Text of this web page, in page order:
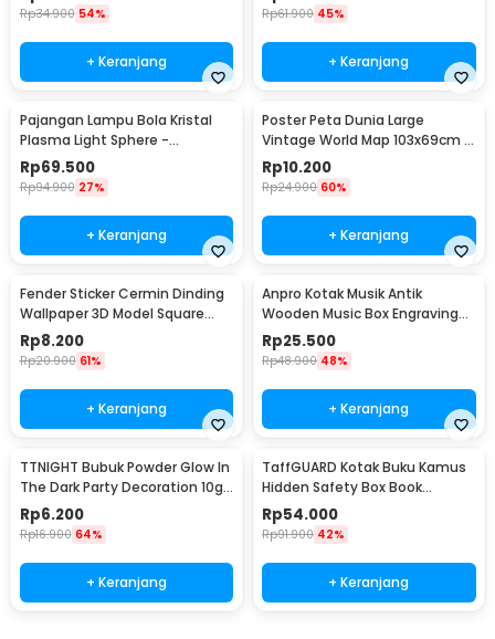
Rp34.900 54%
+ Keranjang
Rp61.900 45%
+ Keranjang
Pajangan Lampu Bola Kristal
Plasma Light Sphere -
ZC211700
Rp69.500
Rp94.900 27%
+ Keranjang
Poster Peta Dunia Large
Vintage World Map 103x69cm -
N401
Rp10.200
Rp24.900 60%
+ Keranjang
Fender Sticker Cermin Dinding
Wallpaper 3D Model Square
Mirror 9 PCS - Q353
Rp8.200
Rp20.900 61%
+ Keranjang
Anpro Kotak Musik Antik
Wooden Music Box Engraving
Harry Potter - ADQ0194
Rp25.500
Rp48.900 48%
+ Keranjang
TTNIGHT Bubuk Powder Glow In
The Dark Party Decoration 10g
- T01
Rp6.200
Rp16.900 64%
+ Keranjang
TaffGUARD Kotak Buku Kamus
Hidden Safety Box Book
Password Lock Size S - KB-10P
Rp54.000
Rp91.900 42%
+ Keranjang